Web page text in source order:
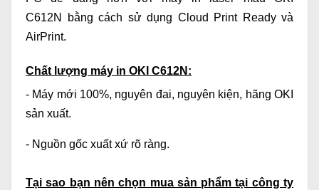
C612N
bằng cách sử dụng Cloud Print Ready và
AirPrint.
Chất lượng máy in OKI C612N:
- Máy mới 100%, nguyên đai, nguyên kiện, hãng OKI
sản xuất.
- Nguồn gốc xuất xứ rõ ràng.
Tại sao bạn nên chọn mua sản phẩm tại công ty